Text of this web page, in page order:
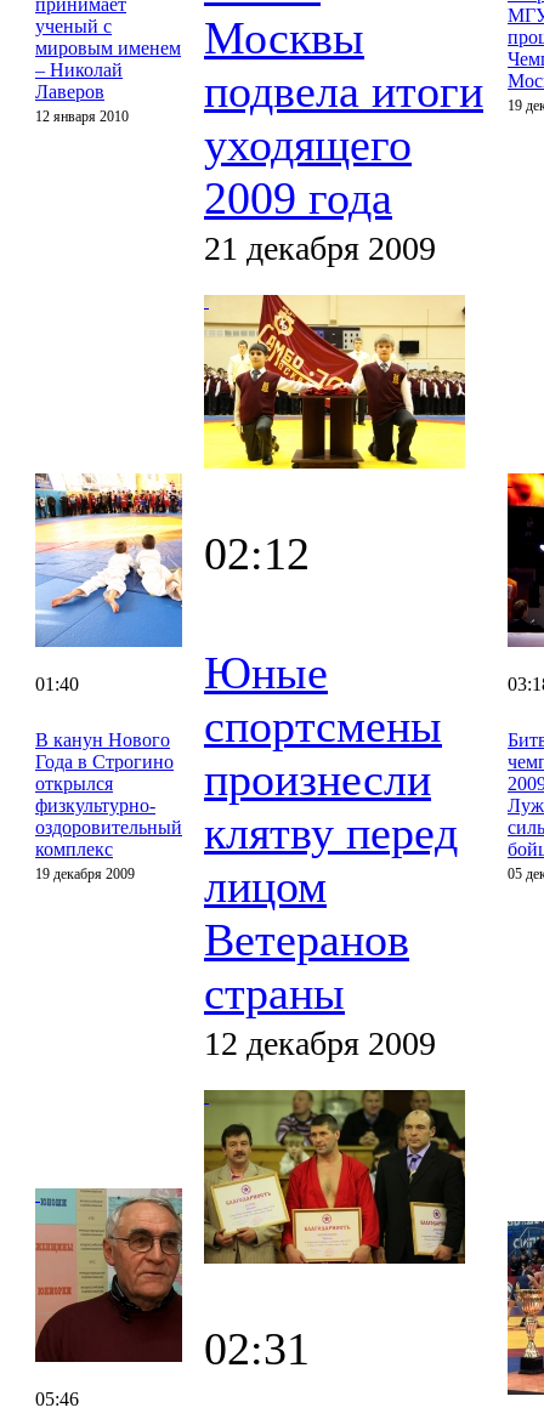
ученый с
мировым именем
– Николай
Лаверов
12 января 2010
Москвы
подвела итоги
уходящего
2009 года
21 декабря 2009
19
01:40
В канун Нового
Года в Строгино
открылся
физкультурно-
оздоровительный
комплекс
19 декабря 2009
02:12
Юные
спортсмены
произнесли
клятву перед
лицом
Ветеранов
страны
12 декабря 2009
05
05:46
02:31